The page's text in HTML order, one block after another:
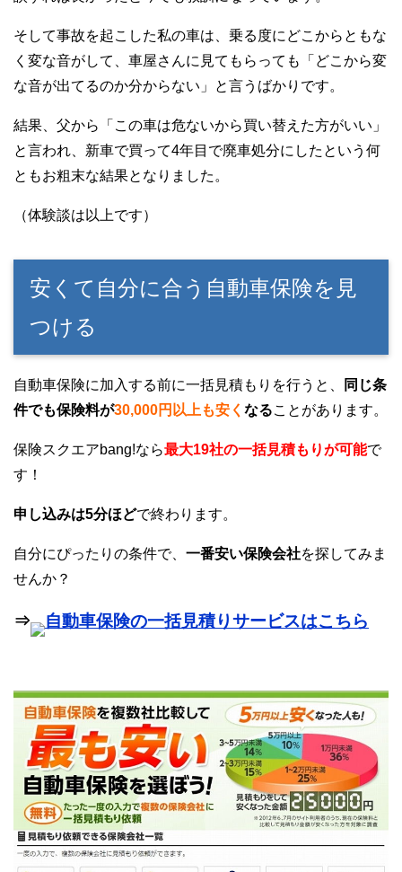
そして事故を起こした私の車は、乗る度にどこからともな
く変な音がして、車屋さんに見てもらっても「どこから変
な音が出てるのか分からない」と言うばかりです。
結果、父から「この車は危ないから買い替えた方がいい」
と言われ、新車で買って4年目で廃車処分にしたという何
ともお粗末な結果となりました。
（体験談は以上です）
安くて自分に合う自動車保険を見
つける
自動車保険に加入する前に一括見積もりを行うと、
同じ条
件でも保険料が30,000円以上も安く なることがあります。
保険スクエアbang!なら最大19社の一括見積もりが可能で
す！
申し込みは5分ほどで終わります。
自分にぴったりの条件で、 一番安い保険会社を探してみま
せんか？
⇒ 自動車保険の一括見積りサービスはこちら